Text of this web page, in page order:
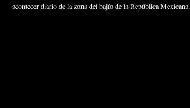
acontecer diario de la zona del bajío de la República Mexicana.